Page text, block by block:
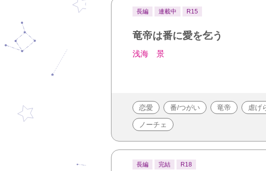
長編 連載中 R15
竜帝は番に愛を乞う
浅海 景
恋愛 番/つがい 竜帝 虐げ
ノーチェ
長編 完結 R18